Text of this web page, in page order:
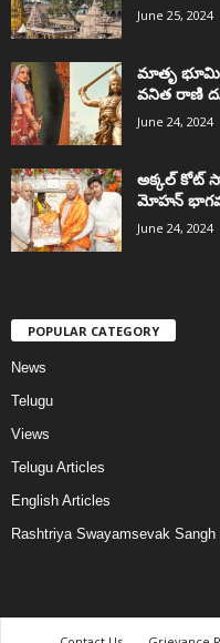
June 25, 2024
మాతృ భూమి
వనిత రాణి
June 24, 2024
అక్కల్‌ కోట్‌
మోహన్
June 24, 2024
POPULAR CATEGORY
News
Telugu
Views
Telugu Articles
English Articles
Rashtriya Swayamsevak Sangh